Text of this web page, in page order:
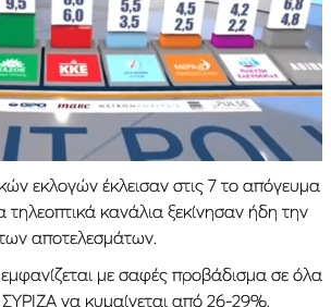
εκλογών έκλεισαν στις 7 το απόγευμα
τηλεοπτικά κανάλια ξεκίνησαν ήδη την
αποτελεσμάτων.
με σαφές προβάδισμα σε όλα
να κυμαίνεται από 26-29%.